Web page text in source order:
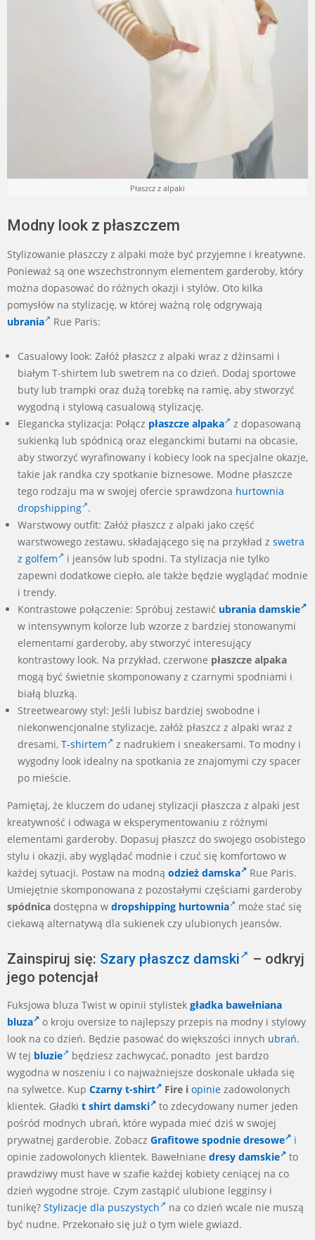
Płaszcz z alpaki
Modny look z płaszczem
Stylizowanie płaszczy z alpaki może być przyjemne i kreatywne.
Ponieważ są one wszechstronnym elementem garderoby, który
można dopasować do różnych okazji i stylów. Oto kilka
pomysłów na stylizację, w której ważną rolę odgrywają
ubrania
Rue Paris:
Casualowy look: Załóż płaszcz z alpaki wraz z dżinsami i
białym T-shirtem lub swetrem na co dzień. Dodaj sportowe
buty lub trampki oraz dużą torebkę na ramię, aby stworzyć
wygodną i stylową casualową stylizację.
Elegancka stylizacja: Połącz płaszcze alpaka
z dopasowaną
sukienką lub spódnicą oraz eleganckimi butami na obcasie,
aby stworzyć wyrafinowany i kobiecy look na specjalne okazje,
takie jak randka czy spotkanie biznesowe. Modne płaszcze
tego rodzaju ma w swojej ofercie sprawdzona hurtownia
dropshipping .
Warstwowy outfit: Załóż płaszcz z alpaki jako część
warstwowego zestawu, składającego się na przykład z swetra
z golfem
i jeansów lub spodni. Ta stylizacja nie tylko
zapewni dodatkowe ciepło, ale także będzie wyglądać modnie
i trendy.
Kontrastowe połączenie: Spróbuj zestawić ubrania damskie
w intensywnym kolorze lub wzorze z bardziej stonowanymi
elementami garderoby, aby stworzyć interesujący
kontrastowy look. Na przykład, czerwone płaszcze alpaka
mogą być świetnie skomponowany z czarnymi spodniami i
białą bluzką.
Streetwearowy styl: Jeśli lubisz bardziej swobodne i
niekonwencjonalne stylizacje, załóż płaszcz z alpaki wraz z
dresami, T-shirtem
z nadrukiem i sneakersami. To modny i
wygodny look idealny na spotkania ze znajomymi czy spacer
po mieście.
Pamiętaj, że kluczem do udanej stylizacji płaszcza z alpaki jest
kreatywność i odwaga w eksperymentowaniu z różnymi
elementami garderoby. Dopasuj płaszcz do swojego osobistego
stylu i okazji, aby wyglądać modnie i czuć się komfortowo w
każdej sytuacji. Postaw na modną odzież damska
Rue Paris.
Umiejętnie skomponowana z pozostałymi częściami garderoby
spódnica dostępna w dropshipping hurtownia
może stać się
ciekawą alternatywą dla sukienek czy ulubionych jeansów.
Zainspiruj się: Szary płaszcz damski
– odkryj
jego potencjał
Fuksjowa bluza Twist w opinii stylistek gładka bawełniana
bluza
o kroju oversize to najlepszy przepis na modny i stylowy
look na co dzień. Będzie pasować do większości innych ubrań.
W tej bluzie
będziesz zachwycać, ponadto jest bardzo
wygodna w noszeniu i co najważniejsze doskonale układa się
na sylwetce. Kup Czarny t-shirt Fire i opinie zadowolonych
klientek. Gładki t shirt damski
to zdecydowany numer jeden
pośród modnych ubrań, które wypada mieć dziś w swojej
prywatnej garderobie. Zobacz Grafitowe spodnie dresowe
i
opinie zadowolonych klientek. Bawełniane dresy damskie
to
prawdziwy must have w szafie każdej kobiety ceniącej na co
dzień wygodne stroje. Czym zastąpić ulubione legginsy i
tunikę? Stylizacje dla puszystych
na co dzień wcale nie muszą
być nudne. Przekonało się już o tym wiele gwiazd.